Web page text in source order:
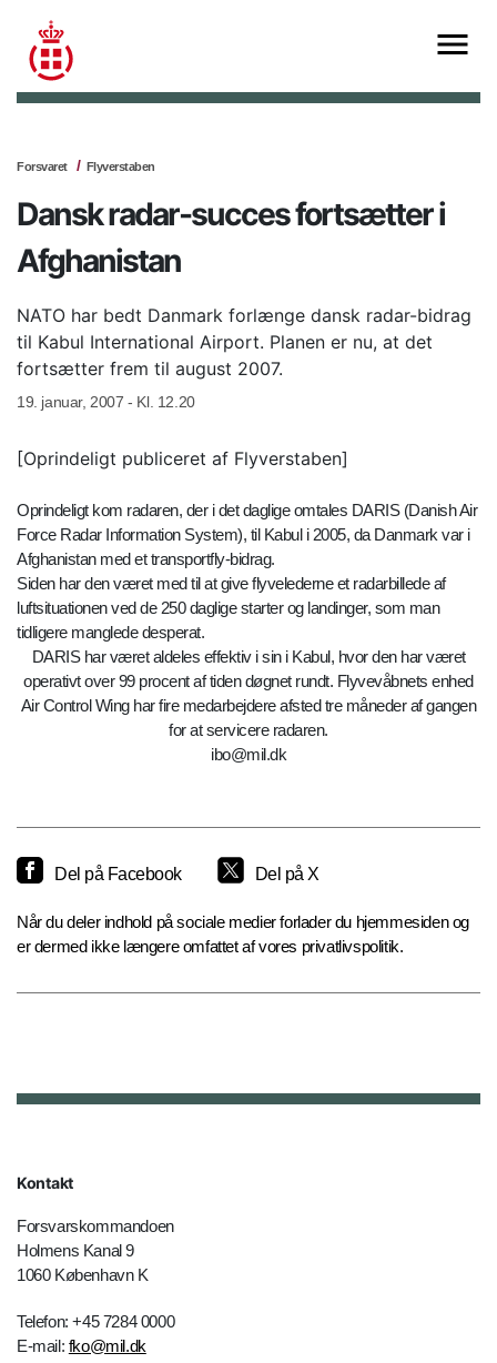
Forsvaret Flyverstaben
Dansk radar-succes fortsætter i
Afghanistan
NATO har bedt Danmark forlænge dansk radar-bidrag
til Kabul International Airport. Planen er nu, at det
fortsætter frem til august 2007.
19. januar, 2007 - Kl. 12.20
[Oprindeligt publiceret af Flyverstaben]
Oprindeligt kom radaren, der i det daglige omtales DARIS (Danish Air
Force Radar Information System), til Kabul i 2005, da Danmark var i
Afghanistan med et transportfly-bidrag.
Siden har den været med til at give flyvelederne et radarbillede af
luftsituationen ved de 250 daglige starter og landinger, som man
tidligere manglede desperat.
DARIS har været aldeles effektiv i sin i Kabul, hvor den har været
operativt over 99 procent af tiden døgnet rundt. Flyvevåbnets enhed
Air Control Wing har fire medarbejdere afsted tre måneder af gangen
for at servicere radaren.
ibo@mil.dk
Del på Facebook Del på X
Når du deler indhold på sociale medier forlader du hjemmesiden og
er dermed ikke længere omfattet af vores privatlivspolitik.
Kontakt
Forsvarskommandoen
Holmens Kanal 9
1060 København K
Telefon: +45 7284 0000
E-mail: fko@mil.dk